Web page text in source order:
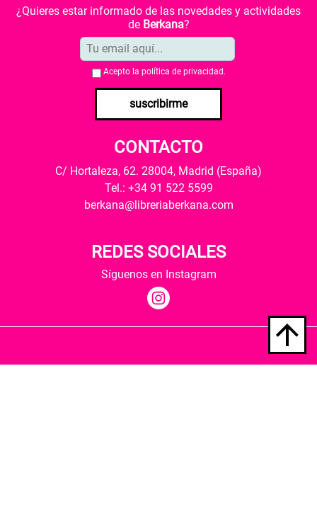
¿Quieres estar informado de las novedades y actividades
de Berkana?
Acepto la política de privacidad .
suscribirme
CONTACTO
C/ Hortaleza, 62. 28004, Madrid (España)
Tel.: +34 91 522 5599
berkana@libreriaberkana.com
REDES SOCIALES
Síguenos en Instagram